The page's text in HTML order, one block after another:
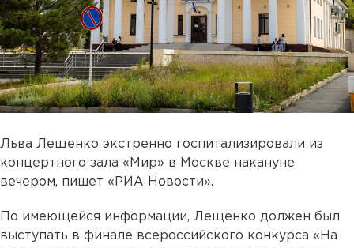
Льва Лещенко экстренно госпитализировали из
концертного зала «Мир» в Москве накануне
вечером, пишет «РИА Новости».
По имеющейся информации, Лещенко должен был
выступать в финале всероссийского конкурса «На